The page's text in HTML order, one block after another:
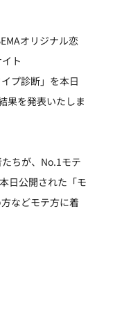
オリジナル恋
ト
プ診断」を本日
果を発表いたしま
ちが、No.1モテ
日公開された「モ
などモテ方に着